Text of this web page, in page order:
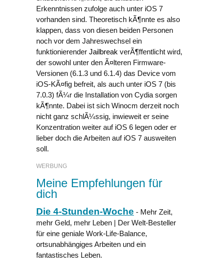
Erkenntnissen zufolge auch unter iOS 7
vorhanden sind. Theoretisch kÃ¶nnte es also
klappen, dass von diesen beiden Personen
noch vor dem Jahreswechsel ein
funktionierender Jailbreak verÃ¶ffentlicht wird,
der sowohl unter den Ã¤lteren Firmware-
Versionen (6.1.3 und 6.1.4) das Device vom
iOS-KÃ¤fig befreit, als auch unter iOS 7 (bis
7.0.3) fÃ¼r die Installation von Cydia sorgen
kÃ¶nnte. Dabei ist sich Winocm derzeit noch
nicht ganz schlÃ¼ssig, inwieweit er seine
Konzentration weiter auf iOS 6 legen oder er
lieber doch die Arbeiten auf iOS 7 ausweiten
soll.
WERBUNG
Meine Empfehlungen für
dich
Die 4-Stunden-Woche - Mehr Zeit,
mehr Geld, mehr Leben | Der Welt-Besteller
für eine geniale Work-Life-Balance,
ortsunabhängiges Arbeiten und ein
fantastisches Leben.